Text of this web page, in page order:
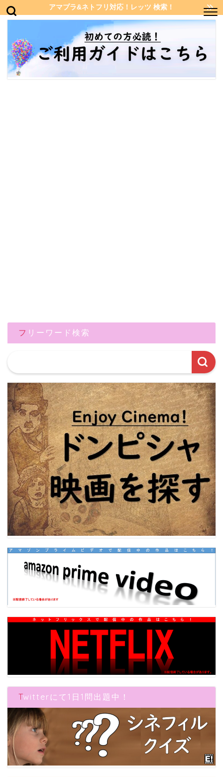
アマプラ&ネトフリ対応！レッツ 検索！
フリーワード検索
Twitterにて1日1問出題中！